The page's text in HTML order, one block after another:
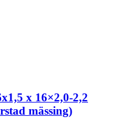
x 16×2,0-2,2
mässing)